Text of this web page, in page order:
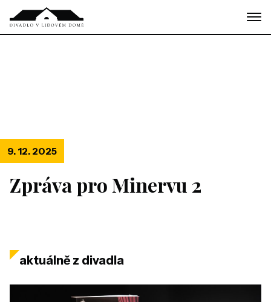
the
9. 12. 2025
Zpráva pro Minervu 2
aktuálně z divadla